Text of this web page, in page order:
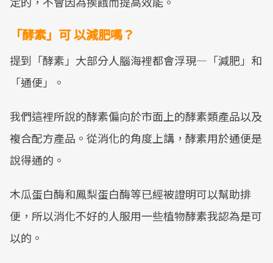
「酵素」可 以減肥嗎？
提到「酵素」大部分人腦海裡都會浮現—「減肥」和
「通便」。
我們這裡所說的酵素偏向於市面上的酵素類產品以及
複合配方產品。從消化的角度上講，酵素用於通便是
說得通的。
木瓜蛋白酶和鳳梨蛋白酶等已經被證明可以幫助排
便，所以消化不好的人服用一些植物酵素我認為是可
以的。